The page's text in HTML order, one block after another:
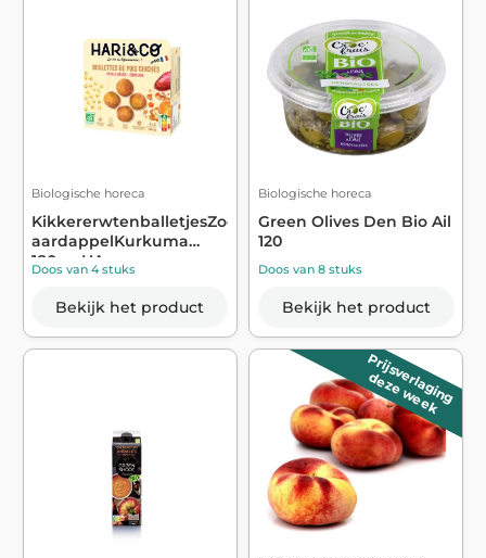
Biologische horeca
KikkererwtenballetjesZoete
aardappelKurkuma
180g - HA...
Doos van 4 stuks
Bekijk het product
Biologische horeca
Green Olives Den Bio Ail
120
Doos van 8 stuks
Bekijk het product
Prijsverlaging
deze week